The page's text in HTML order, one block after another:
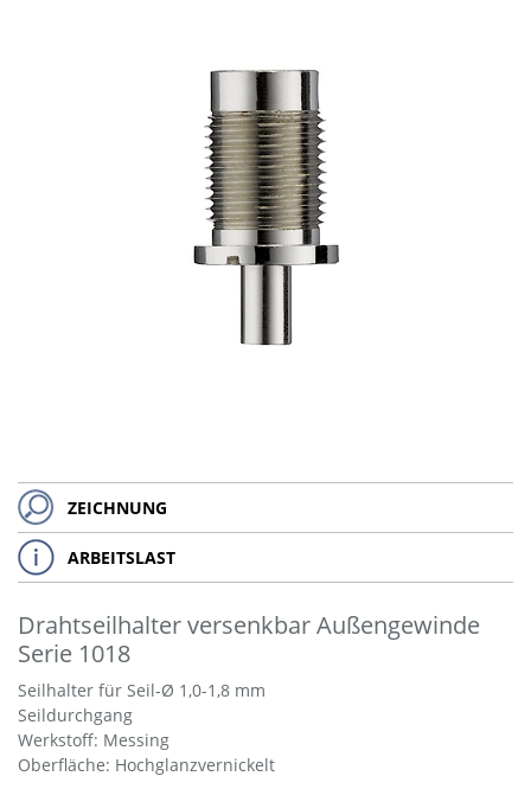
ZEICHNUNG
ARBEITSLAST
Drahtseilhalter versenkbar Außengewinde
Serie 1018
Seilhalter für Seil-Ø 1,0-1,8 mm
Seildurchgang
Werkstoff: Messing
Oberfläche: Hochglanzvernickelt